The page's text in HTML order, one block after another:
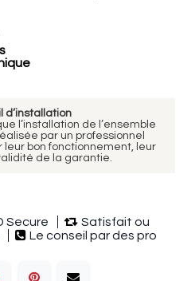
d’installation
l’installation de l’ensemble
par un professionnel
bon fonctionnement, leur
de la garantie.
Secure
Satisfait ou
Le conseil par des pro